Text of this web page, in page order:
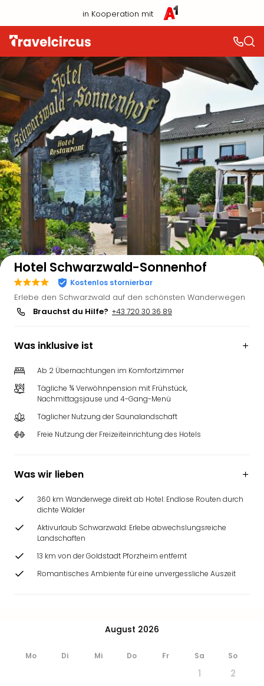
in Kooperation mit
Auf der Karte anzeigen
Hotel Schwarzwald-Sonnenhof
Kostenlos stornierbar
Erlebe den Schwarzwald auf den schönsten Wanderwegen
Brauchst du Hilfe? +43 720 30 36 89
Was inklusive ist
Ab 2 Übernachtungen im Komfortzimmer
Tägliche ¾ Verwöhnpension mit Frühstück,
Nachmittagsjause und 4-Gang-Menü
Täglicher Nutzung der Saunalandschaft
Freie Nutzung der Freizeiteinrichtung des Hotels
Was wir lieben
360 km Wanderwege direkt ab Hotel: Endlose Routen durch
dichte Wälder
Aktivurlaub Schwarzwald: Erlebe abwechslungsreiche
Landschaften
13 km von der Goldstadt Pforzheim entfernt
Romantisches Ambiente für eine unvergessliche Auszeit
August 2026
Mo Di Mi Do Fr Sa So
1
2